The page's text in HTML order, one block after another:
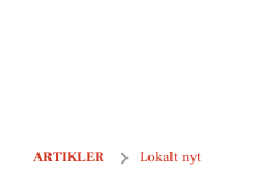
ARTIKLER Lokalt nyt
Mød dine naboer - bliv portrætteret